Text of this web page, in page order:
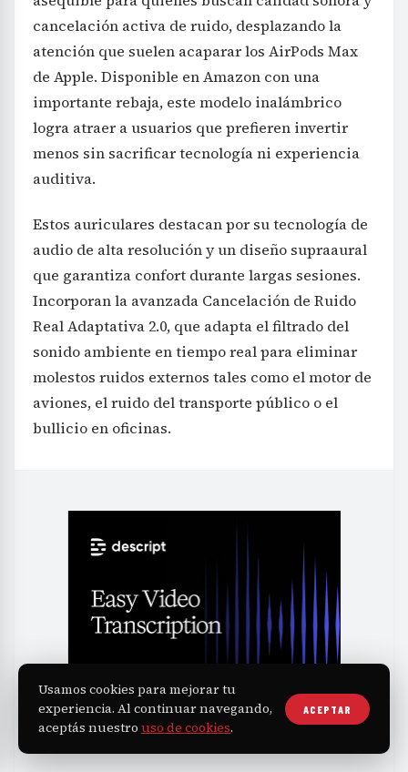
cancelación activa de ruido, desplazando la
atención que suelen acaparar los AirPods Max
de Apple. Disponible en Amazon con una
importante rebaja, este modelo inalámbrico
logra atraer a usuarios que prefieren invertir
menos sin sacrificar tecnología ni experiencia
auditiva.
Estos auriculares destacan por su tecnología de
audio de alta resolución y un diseño supraaural
que garantiza confort durante largas sesiones.
Incorporan la avanzada Cancelación de Ruido
Real Adaptativa 2.0, que adapta el filtrado del
sonido ambiente en tiempo real para eliminar
molestos ruidos externos tales como el motor de
aviones, el ruido del transporte público o el
bullicio en oficinas.
Usamos cookies para mejorar tu
experiencia. Al continuar navegando,
aceptás nuestro uso de cookies.
ACEPTAR